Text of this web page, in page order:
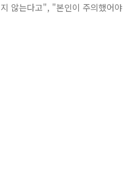
않는다고", "본인이 주의했어야
했고, 음식점에서도 책임을 회
자인데 그 어떤 보상도 받을 수